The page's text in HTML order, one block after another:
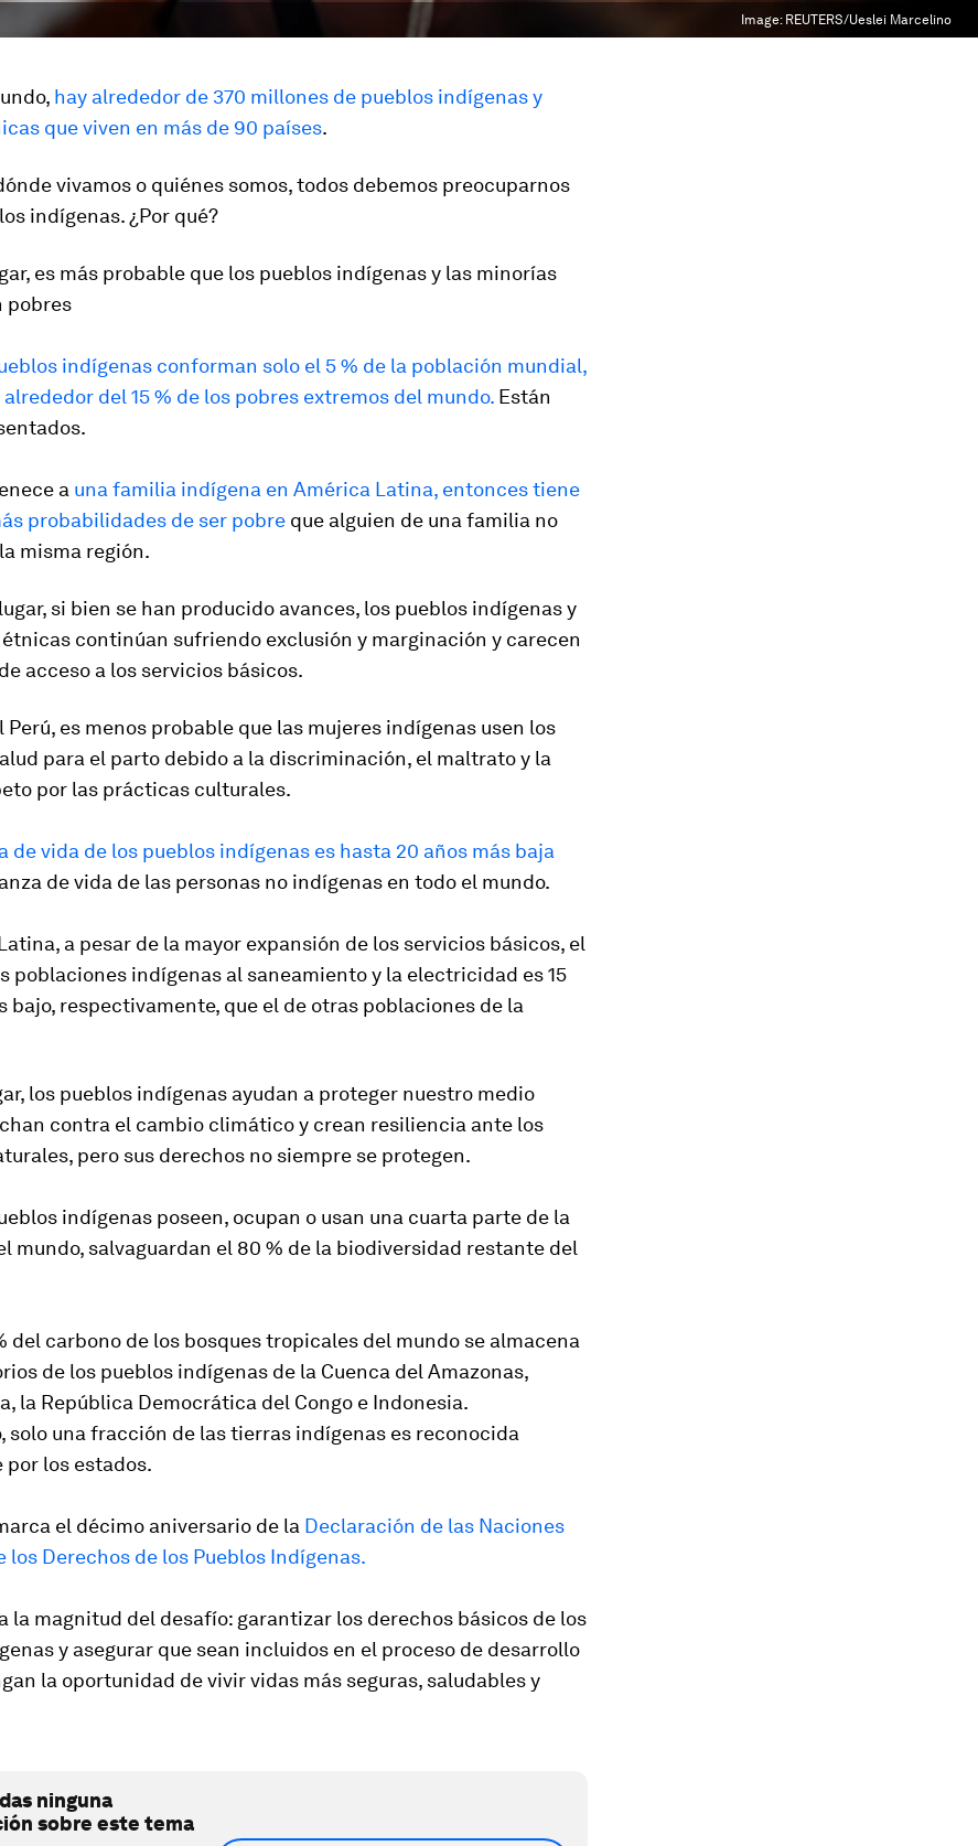
Image: REUTERS/Ueslei Marcelino
hay alrededor de 370 millones de pueblos indígenas y
que viven en más de 90 países.
vivamos o quiénes somos, todos debemos preocuparnos
indígenas. ¿Por qué?
es más probable que los pueblos indígenas y las minorías
pobres
indígenas conforman solo el 5 % de la población mundial,
del 15 % de los pobres extremos del mundo. Están
a una familia indígena en América Latina, entonces tiene
probabilidades de ser pobre que alguien de una familia no
misma región.
si bien se han producido avances, los pueblos indígenas y
continúan sufriendo exclusión y marginación y carecen
acceso a los servicios básicos.
Perú, es menos probable que las mujeres indígenas usen los
para el parto debido a la discriminación, el maltrato y la
por las prácticas culturales.
de vida de los pueblos indígenas es hasta 20 años más baja
de vida de las personas no indígenas en todo el mundo.
a pesar de la mayor expansión de los servicios básicos, el
poblaciones indígenas al saneamiento y la electricidad es 15
bajo, respectivamente, que el de otras poblaciones de la
los pueblos indígenas ayudan a proteger nuestro medio
contra el cambio climático y crean resiliencia ante los
pero sus derechos no siempre se protegen.
indígenas poseen, ocupan o usan una cuarta parte de la
mundo, salvaguardan el 80 % de la biodiversidad restante del
del carbono de los bosques tropicales del mundo se almacena
de los pueblos indígenas de la Cuenca del Amazonas,
la República Democrática del Congo e Indonesia.
solo una fracción de las tierras indígenas es reconocida
los estados.
el décimo aniversario de la Declaración de las Naciones
los Derechos de los Pueblos Indígenas.
la magnitud del desafío: garantizar los derechos básicos de los
y asegurar que sean incluidos en el proceso de desarrollo
la oportunidad de vivir vidas más seguras, saludables y
ninguna
sobre este tema